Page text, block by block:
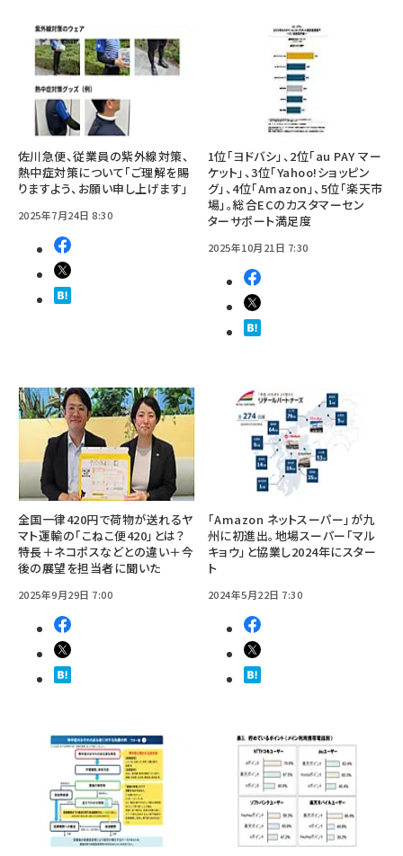
佐川急便、従業員の紫外線対策、
熱中症対策について「ご理解を賜
りますよう、お願い申し上げます」
2025年7月24日 8:30
1位「ヨドバシ」、2位「au PAY マー
ケット」、3位「Yahoo!ショッピン
グ」、4位「Amazon」、5位「楽天市
場」。総合ECのカスタマーセン
ターサポート満足度
2025年10月21日 7:30
全国一律420円で荷物が送れるヤ
マト運輸の「こねこ便420」とは？
特長＋ネコポスなどとの違い＋今
後の展望を担当者に聞いた
2025年9月29日 7:00
「Amazon ネットスーパー」が九
州に初進出。地場スーパー「マル
キョウ」と協業し2024年にスター
ト
2024年5月22日 7:30